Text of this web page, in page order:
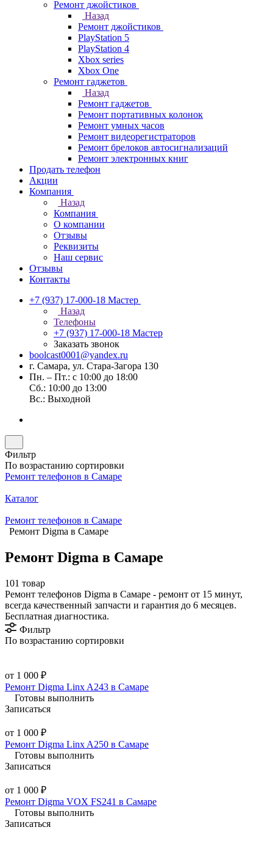
Ремонт джойстиков
Назад
Ремонт джойстиков
PlayStation 5
PlayStation 4
Xbox series
Xbox One
Ремонт гаджетов
Назад
Ремонт гаджетов
Ремонт портативных колонок
Ремонт умных часов
Ремонт видеорегистраторов
Ремонт брелоков автосигнализаций
Ремонт электронных книг
Продать телефон
Акции
Компания
Назад
Компания
О компании
Отзывы
Реквизиты
Наш сервис
Отзывы
Контакты
+7 (937) 17-000-18 Мастер
Назад
Телефоны
+7 (937) 17-000-18 Мастер
Заказать звонок
boolcast0001@yandex.ru
г. Самара, ул. Стара-Загора 130
Пн. – Пт.: с 10:00 до 18:00
Сб.: 10:00 до 13:00
Вс.: Выходной
Фильтр
По возрастанию сортировки
Ремонт телефонов в Самаре
Каталог
Ремонт телефонов в Самаре
Ремонт Digma в Самаре
Ремонт Digma в Самаре
101 товар
Ремонт телефонов Digma в Самаре - ремонт от 15 минут,
всегда качественный запчасти и гарантия до 6 месяцев.
Бесплатная диагностика.
Фильтр
По возрастанию сортировки
от 1 000 ₽
Ремонт Digma Linx A243 в Самаре
Готовы выполнить
Записаться
от 1 000 ₽
Ремонт Digma Linx A250 в Самаре
Готовы выполнить
Записаться
от 1 000 ₽
Ремонт Digma VOX FS241 в Самаре
Готовы выполнить
Записаться